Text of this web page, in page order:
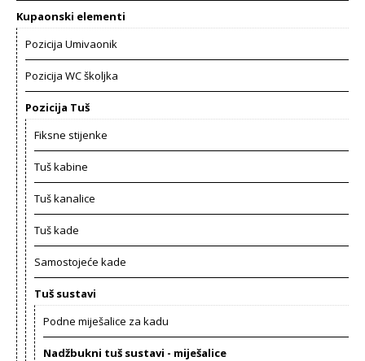
Kupaonski elementi
Pozicija Umivaonik
Pozicija WC školjka
Pozicija Tuš
Fiksne stijenke
Tuš kabine
Tuš kanalice
Tuš kade
Samostojeće kade
Tuš sustavi
Podne miješalice za kadu
Nadžbukni tuš sustavi - miješalice